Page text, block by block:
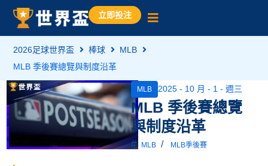
立即投注
2026足球世界盃 棒球
MLB
MLB 季後賽總覽與制度沿革
MLB 2025 - 10 月 - 1 - 週三
MLB 季後賽總覽
與制度沿革
# MLB / MLB季後賽